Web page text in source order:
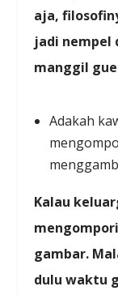
aja,
jadi nempel
manggil
Adakah
Kalau
gambar.
dulu waktu